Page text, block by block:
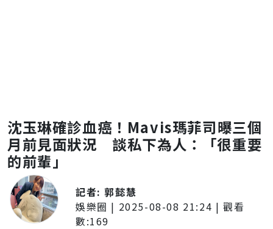
沈玉琳確診血癌！Mavis瑪菲司曝三個
月前見面狀況 談私下為人：「很重要
的前輩」
記者:郭懿慧
娛樂圈 | 2025-08-08 21:24 | 觀看
數:169